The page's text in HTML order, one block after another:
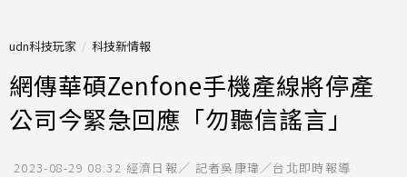
udn科技玩家 科技新情報
網傳華碩Zenfone手機產線將停產
公司今緊急回應「勿聽信謠言」
2023-08-29 08:32 經濟日報／ 記者吳康瑋／台北即時報導